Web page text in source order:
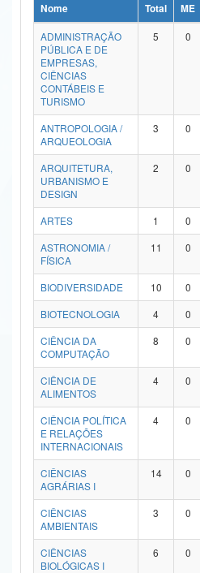
Ministério da Ciência, Tecnologia, Inovações
Ministério do Meio Ambiente
Ministério do Turismo
Ministério do Desenvolvimento Regional
Controladoria-Geral da União
Ministério da Mulher, da Família e dos Direitos
Secretaria de Governo
Advocacia-Geral da União
Banco Central do Brasil
Nome Total ME
ADMINISTRAÇÃO
PÚBLICA E DE
EMPRESAS,
CIÊNCIAS
CONTÁBEIS E
TURISMO
5 0
ANTROPOLOGIA /
ARQUEOLOGIA
3 0
ARQUITETURA,
URBANISMO E
DESIGN
2 0
ARTES 1 0
ASTRONOMIA /
FÍSICA
11 0
BIODIVERSIDADE 10 0
BIOTECNOLOGIA
4 0
CIÊNCIA DA
COMPUTAÇÃO
8 0
CIÊNCIA DE
ALIMENTOS
4 0
CIÊNCIA POLÍTICA
E RELAÇÕES
INTERNACIONAIS
4 0
CIÊNCIAS
AGRÁRIAS I
14 0
CIÊNCIAS
AMBIENTAIS
3 0
CIÊNCIAS
BIOLÓGICAS I
6 0